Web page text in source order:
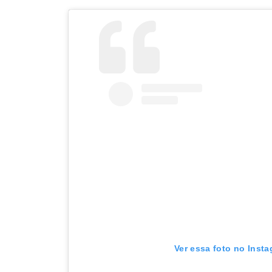
Ver essa foto no